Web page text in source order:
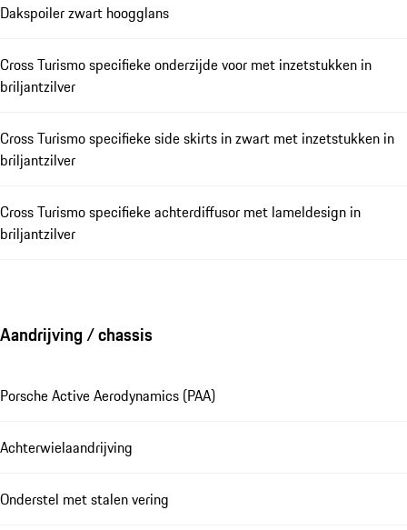
Dakspoiler zwart hoogglans
Cross Turismo specifieke onderzijde voor met inzetstukken in
briljantzilver
Cross Turismo specifieke side skirts in zwart met inzetstukken in
briljantzilver
Cross Turismo specifieke achterdiffusor met lameldesign in
briljantzilver
Aandrijving / chassis
Porsche Active Aerodynamics (PAA)
Achterwielaandrijving
Onderstel met stalen vering